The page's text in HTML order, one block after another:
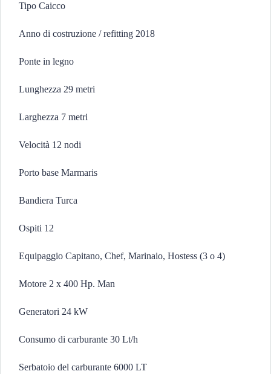
Tipo Caicco
Anno di costruzione / refitting 2018
Ponte in legno
Lunghezza 29 metri
Larghezza 7 metri
Velocità 12 nodi
Porto base Marmaris
Bandiera Turca
Ospiti 12
Equipaggio Capitano, Chef, Marinaio, Hostess (3 o 4)
Motore 2 x 400 Hp. Man
Generatori 24 kW
Consumo di carburante 30 Lt/h
Serbatoio del carburante 6000 LT